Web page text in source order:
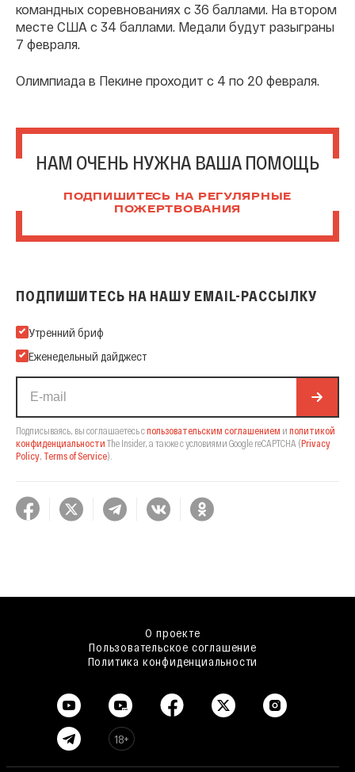
командных соревнованиях с 36 баллами. На втором
месте США с 34 баллами. Медали будут разыграны
7 февраля.
Олимпиада в Пекине проходит с 4 по 20 февраля.
НАМ ОЧЕНЬ НУЖНА ВАША ПОМОЩЬ
ПОДПИШИТЕСЬ НА РЕГУЛЯРНЫЕ
ПОЖЕРТВОВАНИЯ
ПОДПИШИТЕСЬ НА НАШУ EMAIL-РАССЫЛКУ
Подпишитесь на нашу Email-рассылку
Утренний бриф
Еженедельный дайджест
Подписываясь, вы соглашаетесь спользовательским соглашением и политикой
конфиденциальности The Insider, а также с условиями Google reCAPTCHA (Privacy
Policy Terms of Service).
О проекте
Пользовательское соглашение
Политика конфиденциальности
18+